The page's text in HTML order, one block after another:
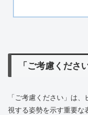
「ご考慮くださ
「ご考慮ください」は
視する姿勢を示す重要な